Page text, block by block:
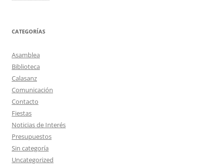
CATEGORÍAS
Asamblea
Biblioteca
Calasanz
Comunicación
Contacto
Fiestas
Noticias de Interés
Presupuestos
Sin categoría
Uncategorized